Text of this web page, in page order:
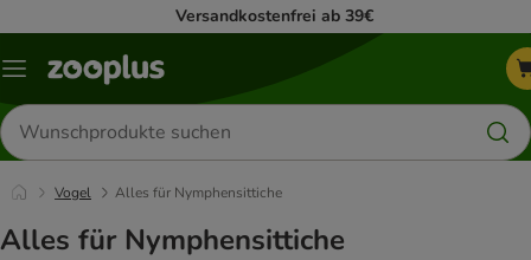
Versandkostenfrei ab 39€
Menü
Produkte
suchen
Vogel Alles für Nymphensittiche
Alles für Nymphensittiche